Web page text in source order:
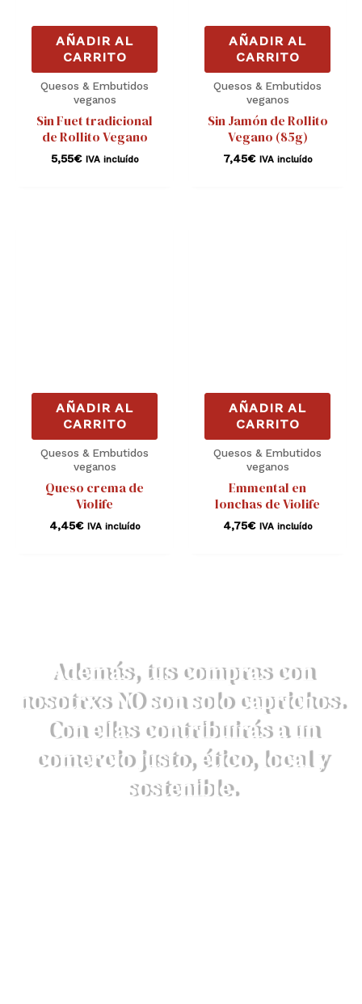
AÑADIR AL
CARRITO
Quesos & Embutidos
veganos
Sin Fuet tradicional
de Rollito Vegano
5,55€ IVA incluído
AÑADIR AL
CARRITO
Quesos & Embutidos
veganos
Sin Jamón de Rollito
Vegano (85g)
7,45€ IVA incluído
AÑADIR AL
CARRITO
Quesos & Embutidos
veganos
Queso crema de
Violife
4,45€ IVA incluído
AÑADIR AL
CARRITO
Quesos & Embutidos
veganos
Emmental en
lonchas de Violife
4,75€ IVA incluído
Además, tus compras con
nosotrxs NO son solo caprichos.
Con ellas contribuirás a un
comercio justo, ético, local y
sostenible.